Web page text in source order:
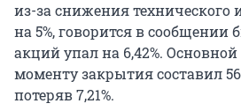
из-за снижения технического
на 5%, говорится в сообщении
акций упал на 6,42%.
моменту закрытия составил
потеряв 7,21%.